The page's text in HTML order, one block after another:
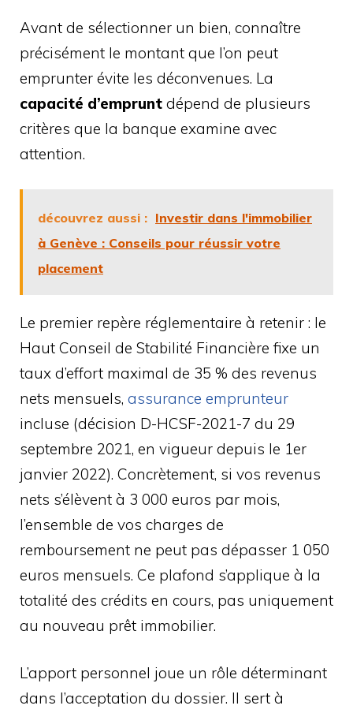
Avant de sélectionner un bien, connaître
précisément le montant que l’on peut
emprunter évite les déconvenues. La
capacité d’emprunt dépend de plusieurs
critères que la banque examine avec
attention.
découvrez aussi : Investir dans l'immobilier
à Genève : Conseils pour réussir votre
placement
Le premier repère réglementaire à retenir : le
Haut Conseil de Stabilité Financière fixe un
taux d’effort maximal de 35 % des revenus
nets mensuels, assurance emprunteur
incluse (décision D-HCSF-2021-7 du 29
septembre 2021, en vigueur depuis le 1er
janvier 2022). Concrètement, si vos revenus
nets s’élèvent à 3 000 euros par mois,
l’ensemble de vos charges de
remboursement ne peut pas dépasser 1 050
euros mensuels. Ce plafond s’applique à la
totalité des crédits en cours, pas uniquement
au nouveau prêt immobilier.
L’apport personnel joue un rôle déterminant
dans l’acceptation du dossier. Il sert à